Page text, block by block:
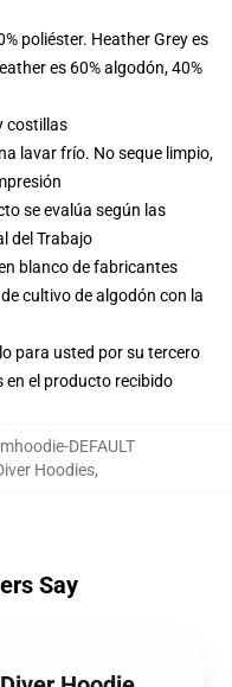
poliéster. Heather Grey es
es 60% algodón, 40%
costillas
lavar frío. No seque limpio,
se evalúa según las
del Trabajo
blanco de fabricantes
cultivo de algodón con la
para usted por su tercero
en el producto recibido
DEFAULT
Hoodies,
Say